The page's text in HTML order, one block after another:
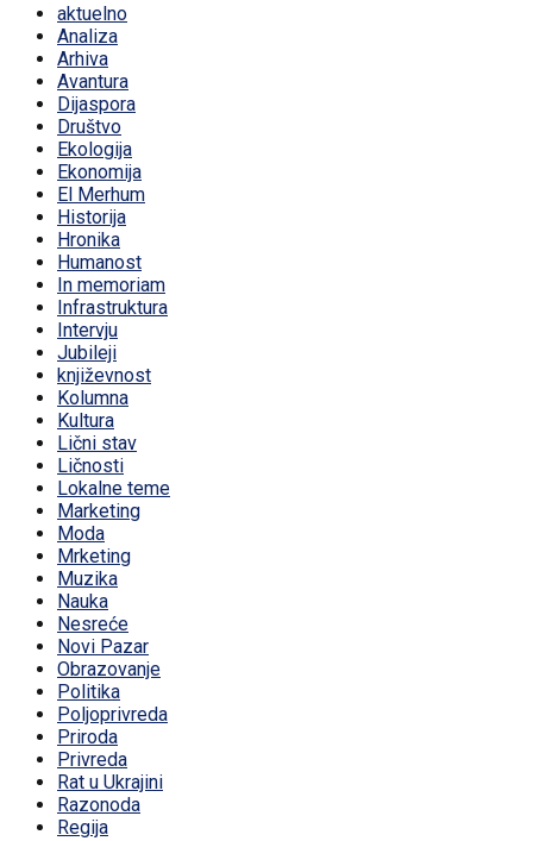
aktuelno
Analiza
Arhiva
Avantura
Dijaspora
Društvo
Ekologija
Ekonomija
El Merhum
Historija
Hronika
Humanost
In memoriam
Infrastruktura
Intervju
Jubileji
književnost
Kolumna
Kultura
Lični stav
Ličnosti
Lokalne teme
Marketing
Moda
Mrketing
Muzika
Nauka
Nesreće
Novi Pazar
Obrazovanje
Politika
Poljoprivreda
Priroda
Privreda
Rat u Ukrajini
Razonoda
Regija